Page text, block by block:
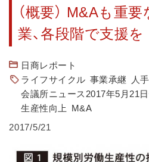
（概要） M&Aも重
業、各段階で支援を
日商レポート
ライフサイクル 事業承継
人
会議所ニュース2017年5月21
生産性向上
M&A
2017/5/21